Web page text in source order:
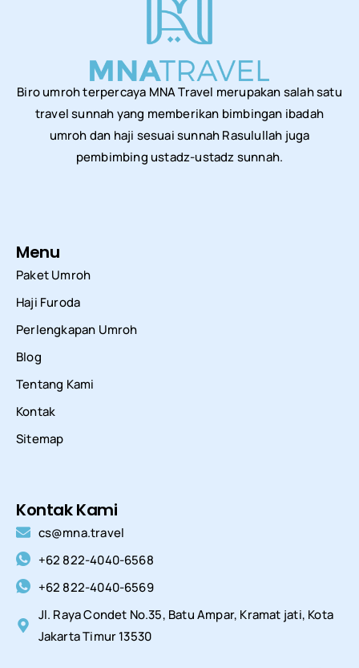
Biro umroh terpercaya MNA Travel merupakan salah satu
travel sunnah yang memberikan bimbingan ibadah
umroh dan haji sesuai sunnah Rasulullah juga
pembimbing ustadz-ustadz sunnah.
Menu
Paket Umroh
Haji Furoda
Perlengkapan Umroh
Blog
Tentang Kami
Kontak
Sitemap
Kontak Kami
cs@mna.travel
+62 822-4040-6568
+62 822-4040-6569
Jl. Raya Condet No.35, Batu Ampar, Kramat jati, Kota
Jakarta Timur 13530